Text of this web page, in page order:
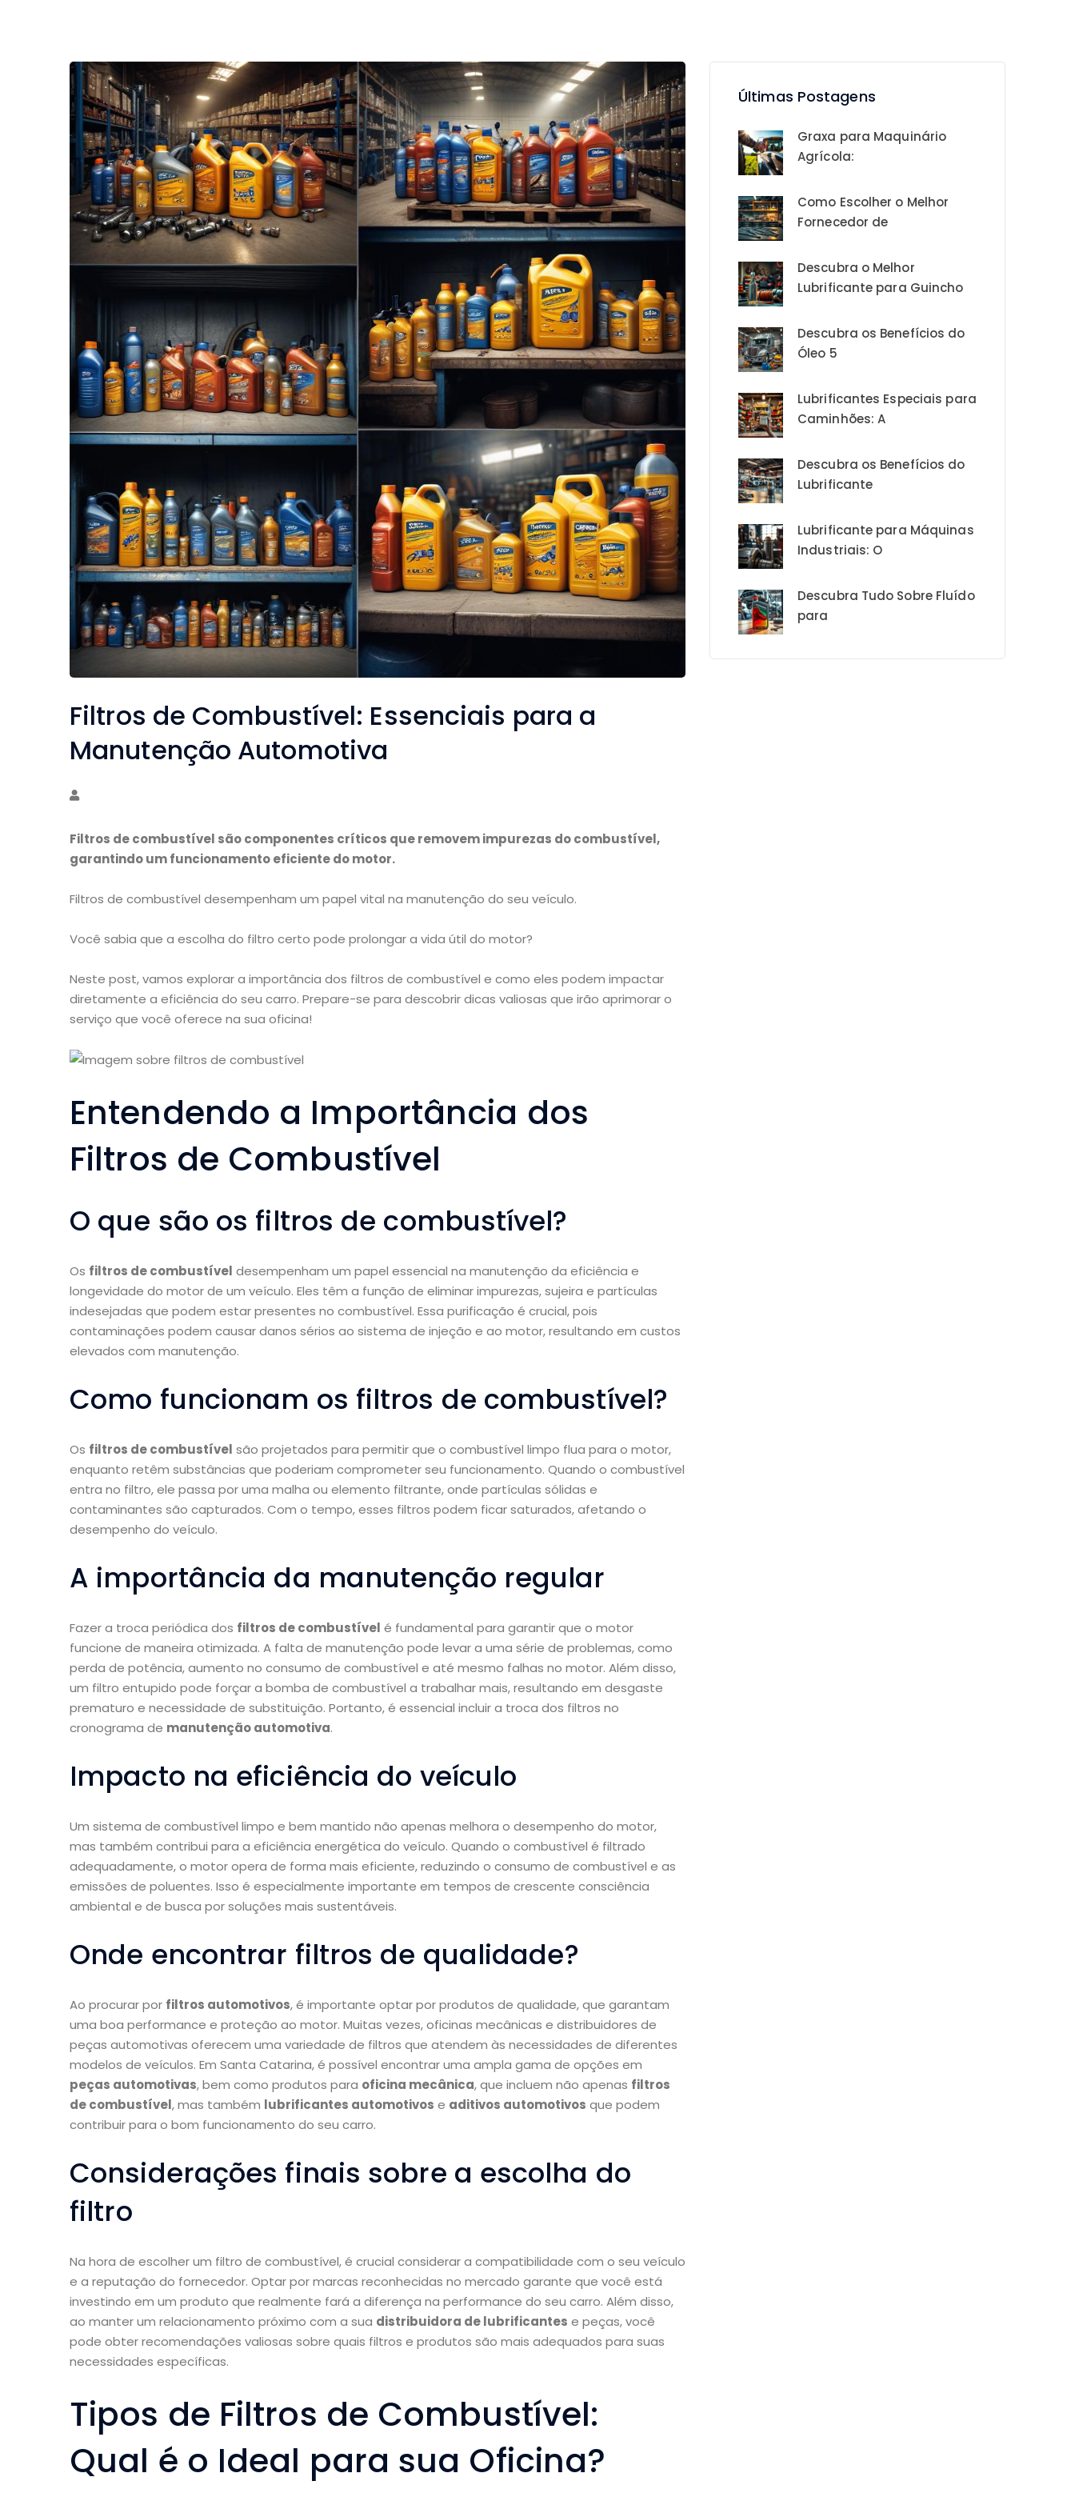
Filtros de Combustível: Essenciais para a
Manutenção Automotiva
Filtros de combustível são componentes críticos que removem impurezas do combustível,
garantindo um funcionamento eficiente do motor.
Filtros de combustível desempenham um papel vital na manutenção do seu veículo.
Você sabia que a escolha do filtro certo pode prolongar a vida útil do motor?
Neste post, vamos explorar a importância dos filtros de combustível e como eles podem impactar
diretamente a eficiência do seu carro. Prepare-se para descobrir dicas valiosas que irão aprimorar o
serviço que você oferece na sua oficina!
Entendendo a Importância dos
Filtros de Combustível
O que são os filtros de combustível?
Os filtros de combustível desempenham um papel essencial na manutenção da eficiência e
longevidade do motor de um veículo. Eles têm a função de eliminar impurezas, sujeira e partículas
indesejadas que podem estar presentes no combustível. Essa purificação é crucial, pois
contaminações podem causar danos sérios ao sistema de injeção e ao motor, resultando em custos
elevados com manutenção.
Como funcionam os filtros de combustível?
Os filtros de combustível são projetados para permitir que o combustível limpo flua para o motor,
enquanto retêm substâncias que poderiam comprometer seu funcionamento. Quando o combustível
entra no filtro, ele passa por uma malha ou elemento filtrante, onde partículas sólidas e
contaminantes são capturados. Com o tempo, esses filtros podem ficar saturados, afetando o
desempenho do veículo.
A importância da manutenção regular
Fazer a troca periódica dos filtros de combustível é fundamental para garantir que o motor
funcione de maneira otimizada. A falta de manutenção pode levar a uma série de problemas, como
perda de potência, aumento no consumo de combustível e até mesmo falhas no motor. Além disso,
um filtro entupido pode forçar a bomba de combustível a trabalhar mais, resultando em desgaste
prematuro e necessidade de substituição. Portanto, é essencial incluir a troca dos filtros no
cronograma de manutenção automotiva.
Impacto na eficiência do veículo
Um sistema de combustível limpo e bem mantido não apenas melhora o desempenho do motor,
mas também contribui para a eficiência energética do veículo. Quando o combustível é filtrado
adequadamente, o motor opera de forma mais eficiente, reduzindo o consumo de combustível e as
emissões de poluentes. Isso é especialmente importante em tempos de crescente consciência
ambiental e de busca por soluções mais sustentáveis.
Onde encontrar filtros de qualidade?
Ao procurar por filtros automotivos, é importante optar por produtos de qualidade, que garantam
uma boa performance e proteção ao motor. Muitas vezes, oficinas mecânicas e distribuidores de
peças automotivas oferecem uma variedade de filtros que atendem às necessidades de diferentes
modelos de veículos. Em Santa Catarina, é possível encontrar uma ampla gama de opções em
peças automotivas, bem como produtos para oficina mecânica, que incluem não apenas filtros
de combustível, mas também lubrificantes automotivos e aditivos automotivos que podem
contribuir para o bom funcionamento do seu carro.
Considerações finais sobre a escolha do
filtro
Na hora de escolher um filtro de combustível, é crucial considerar a compatibilidade com o seu veículo
e a reputação do fornecedor. Optar por marcas reconhecidas no mercado garante que você está
investindo em um produto que realmente fará a diferença na performance do seu carro. Além disso,
ao manter um relacionamento próximo com a sua distribuidora de lubrificantes e peças, você
pode obter recomendações valiosas sobre quais filtros e produtos são mais adequados para suas
necessidades específicas.
Tipos de Filtros de Combustível:
Qual é o Ideal para sua Oficina?
Últimas Postagens
Graxa para Maquinário
Agrícola:
Como Escolher o Melhor
Fornecedor de
Descubra o Melhor
Lubrificante para Guincho
Descubra os Benefícios do
Óleo 5
Lubrificantes Especiais para
Caminhões: A
Descubra os Benefícios do
Lubrificante
Lubrificante para Máquinas
Industriais: O
Descubra Tudo Sobre Fluído
para